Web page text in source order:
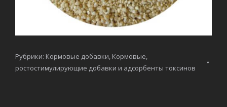
Рубрики: Кормовые добавки, Кормовые,
ростостимулирующие добавки и адсорбенты токсинов